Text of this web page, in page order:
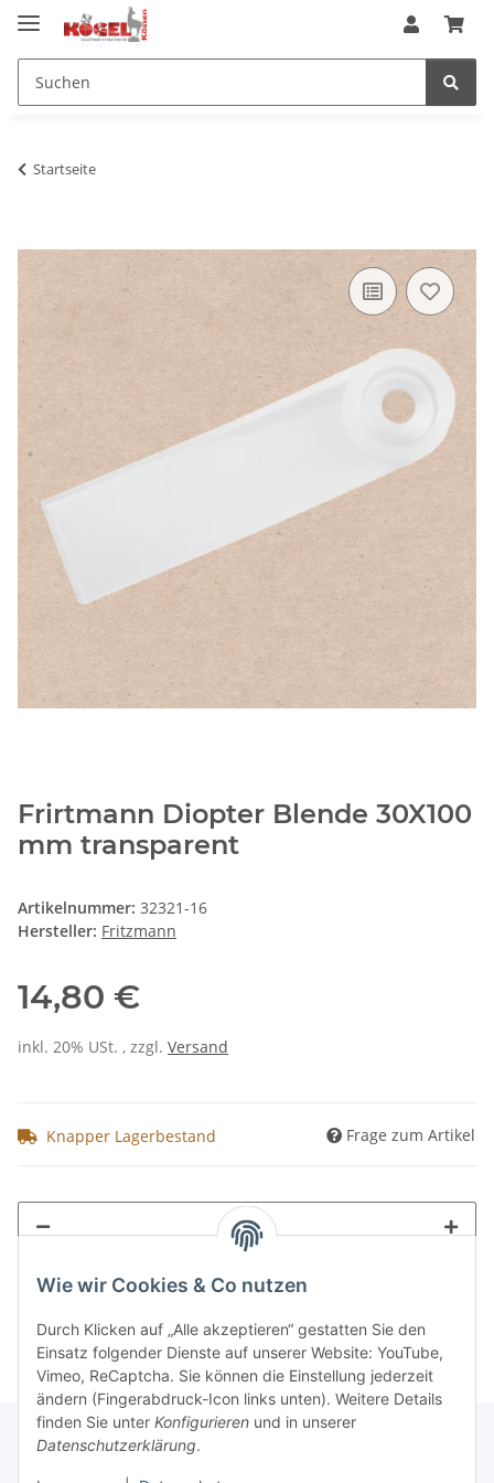
Wie wir Cookies & Co nutzen
Durch Klicken auf „Alle akzeptieren“ gestatten Sie den
Einsatz folgender Dienste auf unserer Website: YouTube,
Vimeo, ReCaptcha. Sie können die Einstellung jederzeit
ändern (Fingerabdruck-Icon links unten). Weitere Details
finden Sie unter Konfigurieren und in unserer
Datenschutzerklärung.
Startseite
Frirtmann Diopter Blende 30X100
mm transparent
Artikelnummer: 32321-16
Hersteller: Fritzmann
14,80 €
inkl. 20% USt. , zzgl. Versand
Knapper Lagerbestand Frage zum Artikel